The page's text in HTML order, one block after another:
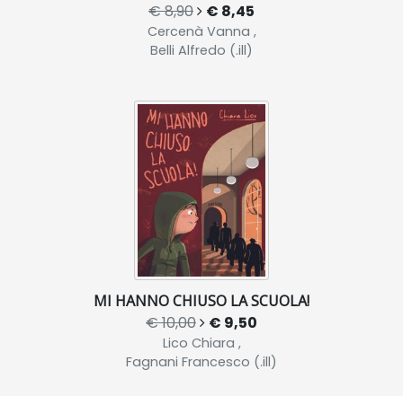
€ 8,90 € 8,45
Cercenà Vanna ,
Belli Alfredo (.ill)
MI HANNO CHIUSO LA SCUOLA!
€ 10,00 € 9,50
Lico Chiara ,
Fagnani Francesco (.ill)